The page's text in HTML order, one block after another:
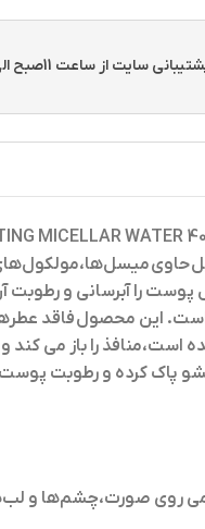
سایت از ساعت 11صبح الی 21 شب
حاوی میسل‌ها،
را باز می کند
پاک کرده و
روی صورت،چشم‌ها